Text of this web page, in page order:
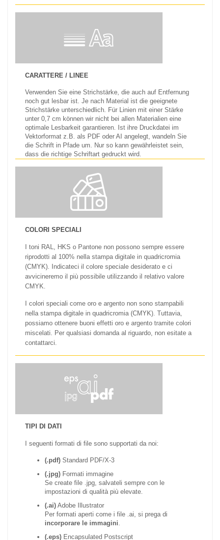
CARATTERE / LINEE
Verwenden Sie eine Strichstärke, die auch auf Entfernung
noch gut lesbar ist. Je nach Material ist die geeignete
Strichstärke unterschiedlich. Für Linien mit einer Stärke
unter 0,7 cm können wir nicht bei allen Materialien eine
optimale Lesbarkeit garantieren. Ist ihre Druckdatei im
Vektorformat z.B. als PDF oder AI angelegt, wandeln Sie
die Schrift in Pfade um. Nur so kann gewährleistet sein,
dass die richtige Schriftart gedruckt wird.
COLORI SPECIALI
I toni RAL, HKS o Pantone non possono sempre essere
riprodotti al 100% nella stampa digitale in quadricromia
(CMYK). Indicateci il colore speciale desiderato e ci
avvicineremo il più possibile utilizzando il relativo valore
CMYK.
I colori speciali come oro e argento non sono stampabili
nella stampa digitale in quadricromia (CMYK). Tuttavia,
possiamo ottenere buoni effetti oro e argento tramite colori
miscelati. Per qualsiasi domanda al riguardo, non esitate a
contattarci.
TIPI DI DATI
I seguenti formati di file sono supportati da noi:
(.pdf) Standard PDF/X-3
(.jpg) Formati immagine
Se create file .jpg, salvateli sempre con le
impostazioni di qualità più elevate.
(.ai) Adobe Illustrator
Per formati aperti come i file .ai, si prega di
incorporare le immagini.
(.eps) Encapsulated Postscript